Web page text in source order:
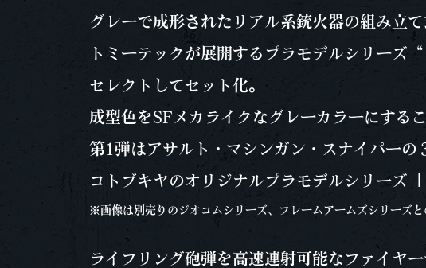
グレーで成形されたリアル系銃火器の組み立て
トミーテックが展開するプラモデルシリー
セレクトしてセット化。
成型色をSFメカライクなグレーカラーにする
第1弾はアサルト・マシンガン・スナイパーの
コトブキヤのオリジナルプラモデルシリーズ
※画像は別売りのジオコムシリーズ、フレームアームズシリーズと
ライフリング砲弾を高速連射可能なファイヤ